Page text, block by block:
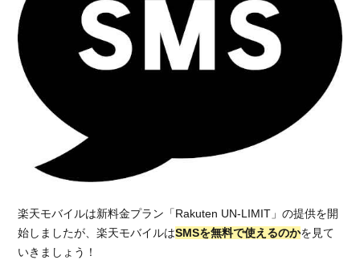
専
用アプリ
「Rakuten
Link」を
料
国内
宛だ
ゃな
い！
海外
楽天モバイルは新料金プラン「Rakuten UN-LIMIT」の提供を開
始しましたが、楽天モバイルはSMSを無料で使えるのかを見て
いきましょう！